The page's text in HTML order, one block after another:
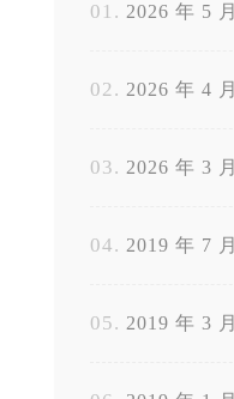
2026 年 5 月
2026 年 4 月
2026 年 3 月
2019 年 7 月
2019 年 3 月